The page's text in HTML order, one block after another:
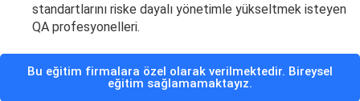
standartlarını riske dayalı yönetimle yükseltmek isteyen
QA profesyonelleri.
Bu eğitim firmalara özel olarak verilmektedir. Bireysel
eğitim sağlamamaktayız.